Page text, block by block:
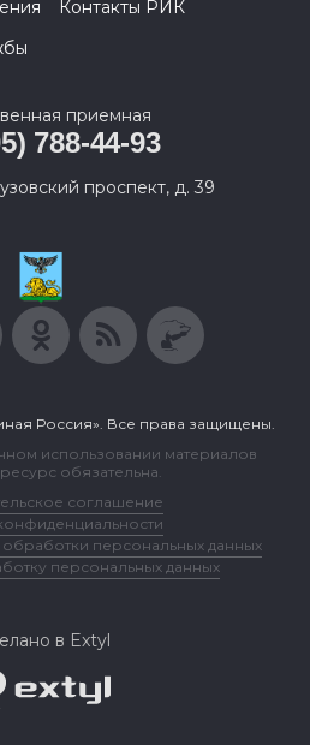
Контакты РИК
приемная
788-44-93
проспект, д. 39
Россия». Все права защищены.
использовании материалов
обязательна.
соглашение
персональных данных
персональных данных
в Extyl